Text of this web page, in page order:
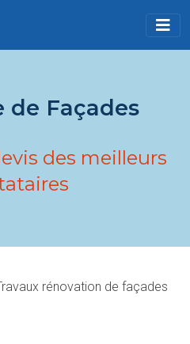
de Façades
des meilleurs
rénovation de façades